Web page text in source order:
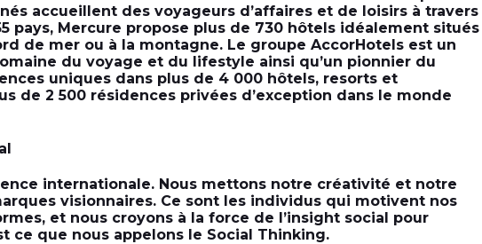
accueillent des voyageurs d’affaires et de loisirs à travers
pays, Mercure propose plus de 730 hôtels idéalement situés
de mer ou à la montagne. Le groupe AccorHotels est un
du voyage et du lifestyle ainsi qu’un pionnier du
uniques dans plus de 4 000 hôtels, resorts et
de 2 500 résidences privées d’exception dans le monde
internationale. Nous mettons notre créativité et notre
visionnaires. Ce sont les individus qui motivent nos
et nous croyons à la force de l’insight social pour
ce que nous appelons le Social Thinking.